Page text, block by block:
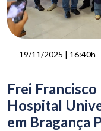
19/11/2025 | 16:40h
Frei
Hospital
em Bragança